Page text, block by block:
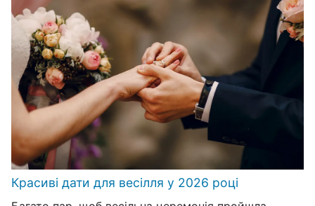
Красиві дати для весілля у 2026 році